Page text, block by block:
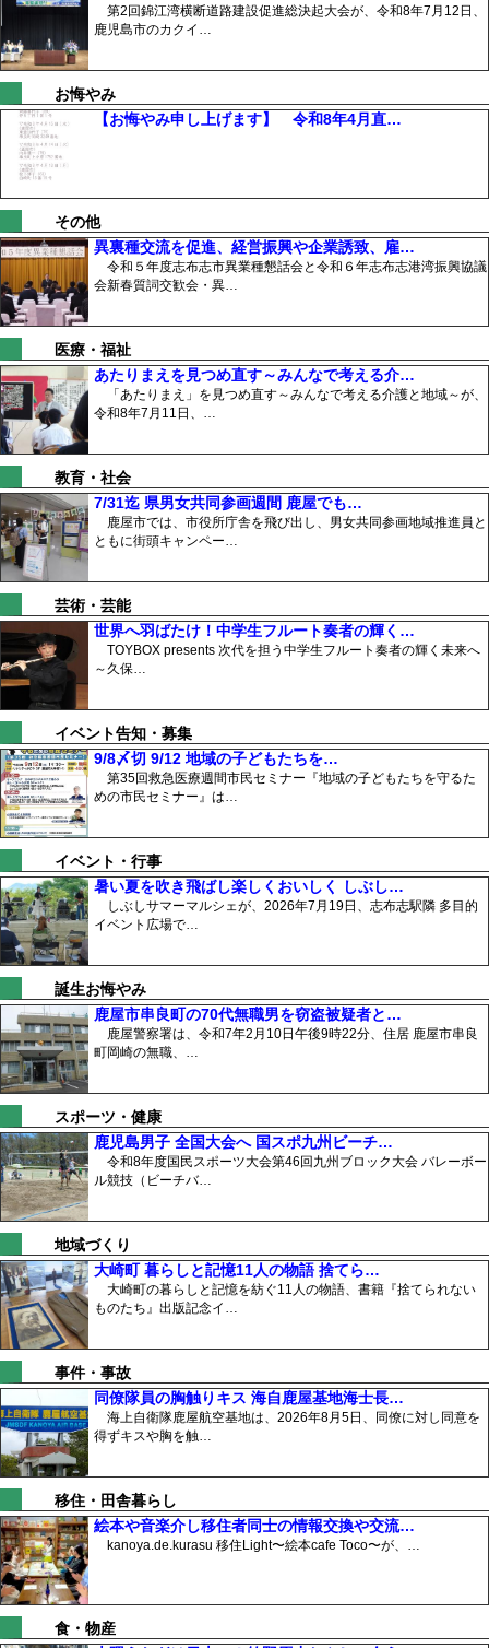
第2回錦江湾横断道路建設促進総決起大会が、令和8年7月12日、
鹿児島市のカクイ…
お悔やみ
【お悔やみ申し上げます】 令和8年4月直…
その他
異裏種交流を促進、経営振興や企業誘致、雇…
令和５年度志布志市異業種懇話会と令和６年志布志港湾振興協議
会新春質詞交歓会・異…
医療・福祉
あたりまえを見つめ直す～みんなで考える介…
「あたりまえ」を見つめ直す～みんなで考える介護と地域～が、
令和8年7月11日、…
教育・社会
7/31迄 県男女共同参画週間 鹿屋でも…
鹿屋市では、市役所庁舎を飛び出し、男女共同参画地域推進員と
ともに街頭キャンペー…
芸術・芸能
世界へ羽ばたけ！中学生フルート奏者の輝く…
TOYBOX presents 次代を担う中学生フルート奏者の輝く未来へ
～久保…
イベント告知・募集
9/8〆切 9/12 地域の子どもたちを…
第35回救急医療週間市民セミナー『地域の子どもたちを守るた
めの市民セミナー』は…
イベント・行事
暑い夏を吹き飛ばし楽しくおいしく しぶし…
しぶしサマーマルシェが、2026年7月19日、志布志駅隣 多目的
イベント広場で…
誕生お悔やみ
鹿屋市串良町の70代無職男を窃盗被疑者と…
鹿屋警察署は、令和7年2月10日午後9時22分、住居 鹿屋市串良
町岡崎の無職、…
スポーツ・健康
鹿児島男子 全国大会へ 国スポ九州ビーチ…
令和8年度国民スポーツ大会第46回九州ブロック大会 バレーボー
ル競技（ビーチバ…
地域づくり
大崎町 暮らしと記憶11人の物語 捨てら…
大崎町の暮らしと記憶を紡ぐ11人の物語、書籍『捨てられない
ものたち』出版記念イ…
事件・事故
同僚隊員の胸触りキス 海自鹿屋基地海士長…
海上自衛隊鹿屋航空基地は、2026年8月5日、同僚に対し同意を
得ずキスや胸を触…
移住・田舎暮らし
絵本や音楽介し移住者同士の情報交換や交流…
kanoya.de.kurasu 移住Light〜絵本cafe Toco〜が、…
食・物産